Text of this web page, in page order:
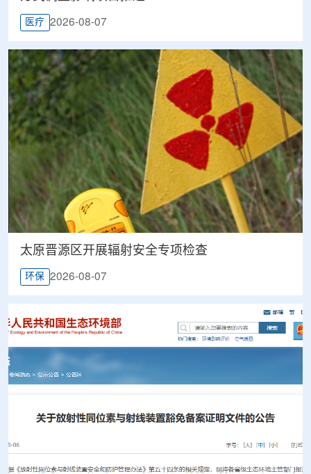
医疗 2026-08-07
太原晋源区开展辐射安全专项检查
环保 2026-08-07